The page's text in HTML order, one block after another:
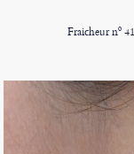
Fraicheur nº